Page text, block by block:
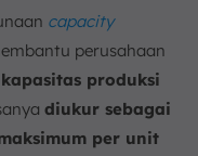
capacity
perusahaan
produksi
diukur sebagai
per unit